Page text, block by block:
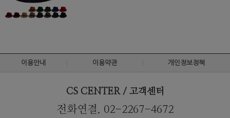
이용안내 이용약관 개인정보정책
CS CENTER / 고객센터
전화연결. 02-2267-4672